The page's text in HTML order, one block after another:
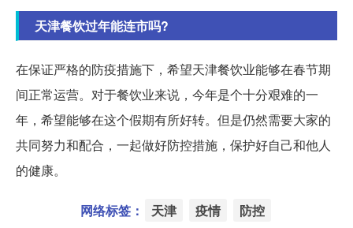
天津餐饮过年能连市吗?
在保证严格的防疫措施下，希望天津餐饮业能够在春节期
间正常运营。对于餐饮业来说，今年是个十分艰难的一
年，希望能够在这个假期有所好转。但是仍然需要大家的
共同努力和配合，一起做好防控措施，保护好自己和他人
的健康。
网络标签： 天津 疫情 防控